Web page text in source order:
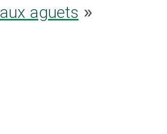
aux aguets »